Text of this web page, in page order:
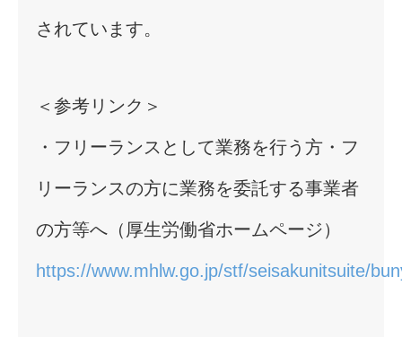
されています。
＜参考リンク＞
・フリーランスとして業務を行う方・フ
リーランスの方に業務を委託する事業者
の方等へ（厚生労働省ホームページ）
https://www.mhlw.go.jp/stf/seisakunitsuite/